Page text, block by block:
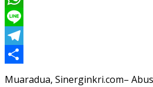
WhatsApp
Line
Telegram
Share
Muaradua, Sinerginkri.com–